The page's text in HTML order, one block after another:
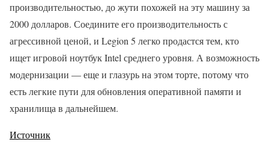
производительностью, до жути похожей на эту машину за
2000 долларов. Соедините его производительность с
агрессивной ценой, и Legion 5 легко продастся тем, кто
ищет игровой ноутбук Intel среднего уровня. А возможность
модернизации — еще и глазурь на этом торте, потому что
есть легкие пути для обновления оперативной памяти и
хранилища в дальнейшем.
Источник